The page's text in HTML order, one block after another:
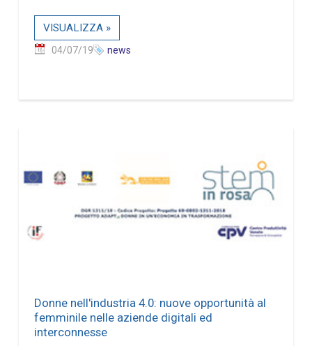
VISUALIZZA »
04/07/19 news
Donne nell'industria 4.0: nuove opportunità al
femminile nelle aziende digitali ed
interconnesse